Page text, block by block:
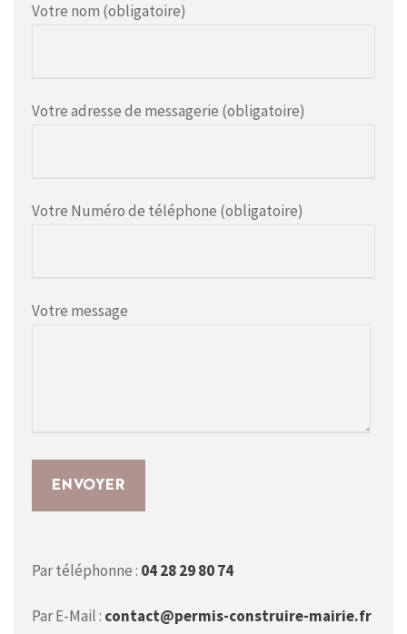
Votre nom (obligatoire)
Votre adresse de messagerie (obligatoire)
Votre Numéro de téléphone (obligatoire)
Votre message
Par téléphonne : 04 28 29 80 74
Par E-Mail : contact@permis-construire-mairie.fr